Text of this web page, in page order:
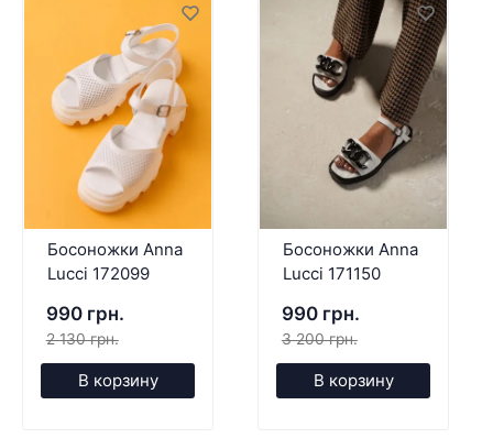
Босоножки Anna
Lucci 172099
990 грн.
2 130 грн.
В корзину
Босоножки Anna
Lucci 171150
990 грн.
3 200 грн.
В корзину